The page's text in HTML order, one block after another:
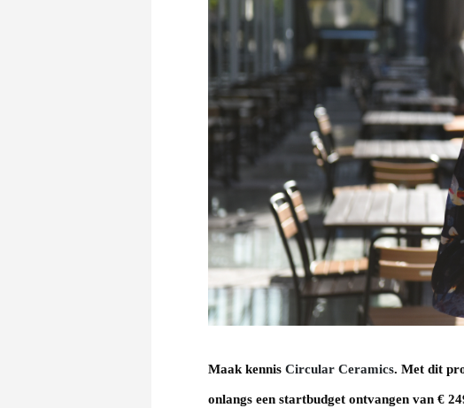
Maak kennis Circular Ceramics. Met dit
onlangs een startbudget ontvangen van €